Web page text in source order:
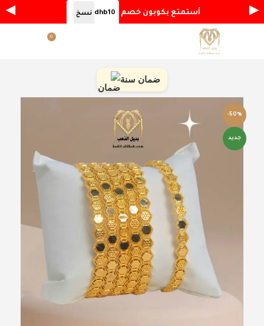
0
ضمان سنة
-50%
جديد
◀ أستمتع بكوبون خصم dhb10 نسخ ▶